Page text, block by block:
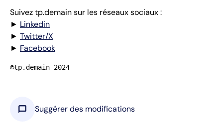
Suivez tp.demain sur les réseaux sociaux :
► Linkedin
► Twitter/X
► Facebook
©tp.demain 2024
chat_bubble Suggérer des modifications